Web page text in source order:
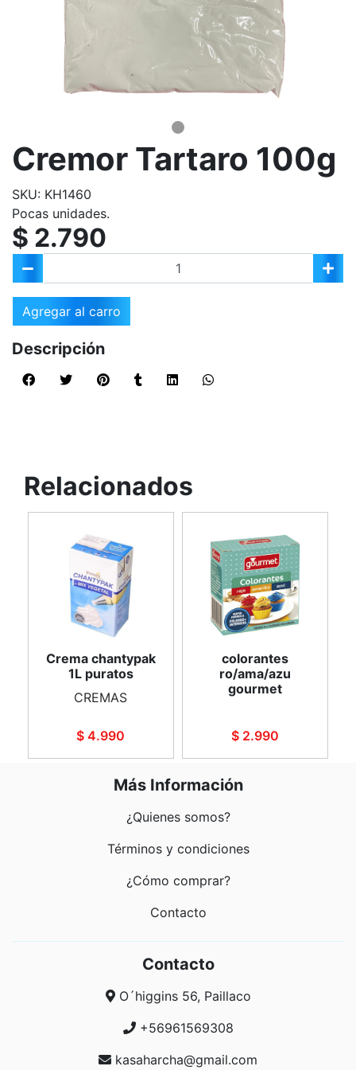
Cremor Tartaro 100g
SKU: KH1460
Pocas unidades.
$ 2.790
Agregar al carro
Descripción
Relacionados
Crema chantypak
1L puratos
CREMAS
$ 4.990
colorantes
ro/ama/azu
gourmet
$ 2.990
Más Información
¿Quienes somos?
Términos y condiciones
¿Cómo comprar?
Contacto
Contacto
O´higgins 56, Paillaco
+56961569308
kasaharcha@gmail.com